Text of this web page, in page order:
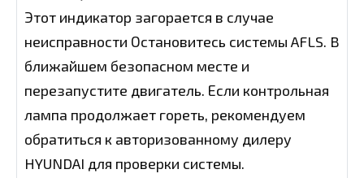
Этот индикатор загорается в случае
неисправности Остановитесь системы AFLS. B
ближайшем безопасном месте и
перезапустите двигатель. Если контрольная
лампа продолжает гореть, рекомендуем
обратиться к авторизованному дилеру
HYUNDAI для проверки системы.